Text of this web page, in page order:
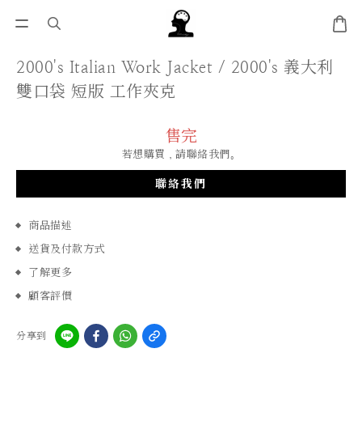
2000's Italian Work Jacket / 2000's 義大利
雙口袋 短版 工作夾克
售完
若想購買，請聯絡我們。
聯絡我們
商品描述
送貨及付款方式
了解更多
顧客評價
分享到